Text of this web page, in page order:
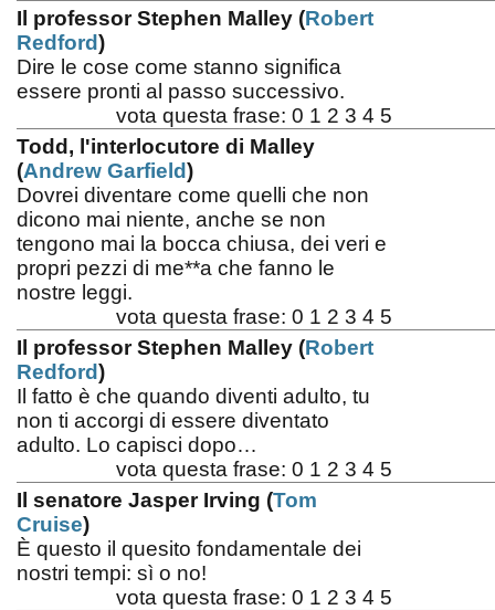
Il professor Stephen Malley (Robert
Redford)
Dire le cose come stanno significa
essere pronti al passo successivo.
vota questa frase: 0 1 2 3 4 5
Todd, l'interlocutore di Malley
(Andrew Garfield)
Dovrei diventare come quelli che non
dicono mai niente, anche se non
tengono mai la bocca chiusa, dei veri e
propri pezzi di me**a che fanno le
nostre leggi.
vota questa frase: 0 1 2 3 4 5
Il professor Stephen Malley (Robert
Redford)
Il fatto è che quando diventi adulto, tu
non ti accorgi di essere diventato
adulto. Lo capisci dopo…
vota questa frase: 0 1 2 3 4 5
Il senatore Jasper Irving (Tom
Cruise)
È questo il quesito fondamentale dei
nostri tempi: sì o no!
vota questa frase: 0 1 2 3 4 5